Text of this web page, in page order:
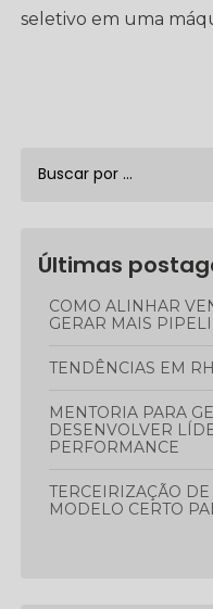
seletivo em uma
Últimas
COMO ALINHAR VENDAS E MARKETING PARA
GERAR MAIS
TENDÊNCIAS EM
MENTORIA PARA GERENTES COMERCIAIS: COMO
DESENVOLVER
PERFORMANCE
TERCEIRIZAÇÃO DE RH X CONSULTORIA: QUAL O
MODELO CERTO